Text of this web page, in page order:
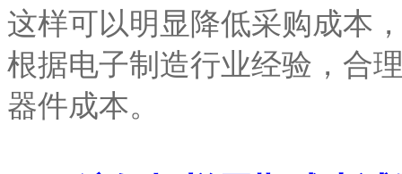
这样可以明显降低采购成本
根据电子制造行业经验，合
器件成本。